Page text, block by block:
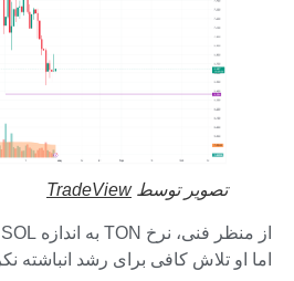
تصویر توسطTradeView
اما او تلاش کافی برای رشد انباشته